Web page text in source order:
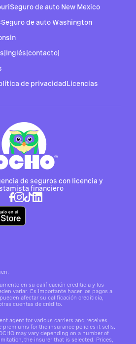
de seguros con licencia y
financiero
Seguro de auto New Mexico
Seguro de auto Washington
Inglés contacto
de privacidadLicencias
en su calificación crediticia y los
variar. Es importante hacer los pagos a
afectar su calificación crediticia,
cuentas de crédito.
agent for various carriers and receives
premiums for the insurance policies it sells.
may vary depending on a number of
the insurer that is selected. Prices,